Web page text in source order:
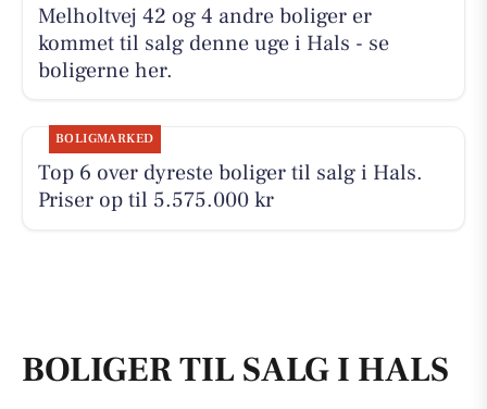
Melholtvej 42 og 4 andre boliger er
kommet til salg denne uge i Hals - se
boligerne her.
BOLIGMARKED
Top 6 over dyreste boliger til salg i Hals.
Priser op til 5.575.000 kr
BOLIGER TIL SALG I HALS